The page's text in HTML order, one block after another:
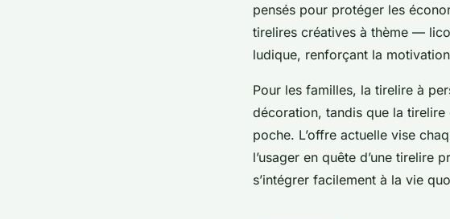
pensés pour protéger les
tirelires créatives à thème —
ludique, renforçant la
Pour les familles, la tirelire à
décoration, tandis que la tirelire
poche. L’offre actuelle vise
l’usager en quête d’une tirelire
s’intégrer facilement à la vie